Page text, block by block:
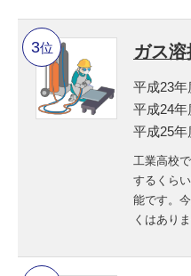
位 ガス
平成23年
平成24年
平成25年
工業高校
するくら
能です。
くはありま